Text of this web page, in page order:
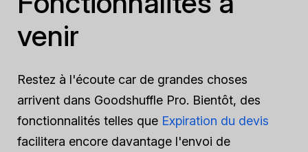
venir
Restez à l'écoute car de grandes choses
arrivent dans Goodshuffle Pro. Bientôt, des
fonctionnalités telles que Expiration du devis
facilitera encore davantage l'envoi de